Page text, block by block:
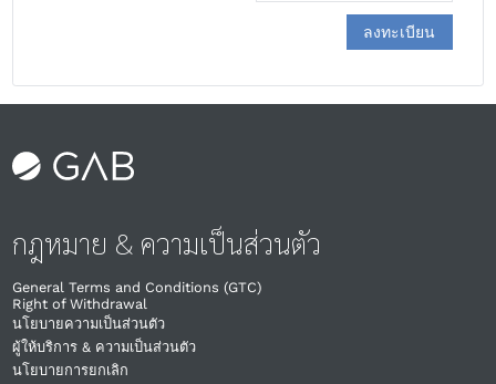
ลงทะเบียน
กฎหมาย & ความเป็นส่วนตัว
General Terms and Conditions (GTC)
Right of Withdrawal​
นโยบายความเป็นส่วนตัว
ผู้ให้บริการ & ความเป็นส่วนตัว
นโยบายการยกเลิก